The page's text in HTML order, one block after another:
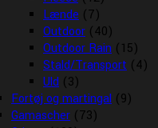
Lænde (7)
Outdoor (40)
Outdoor Rain (15)
Stald/Transport (4)
Uld (3)
Fortøj og martingal (9)
Gamascher (73)